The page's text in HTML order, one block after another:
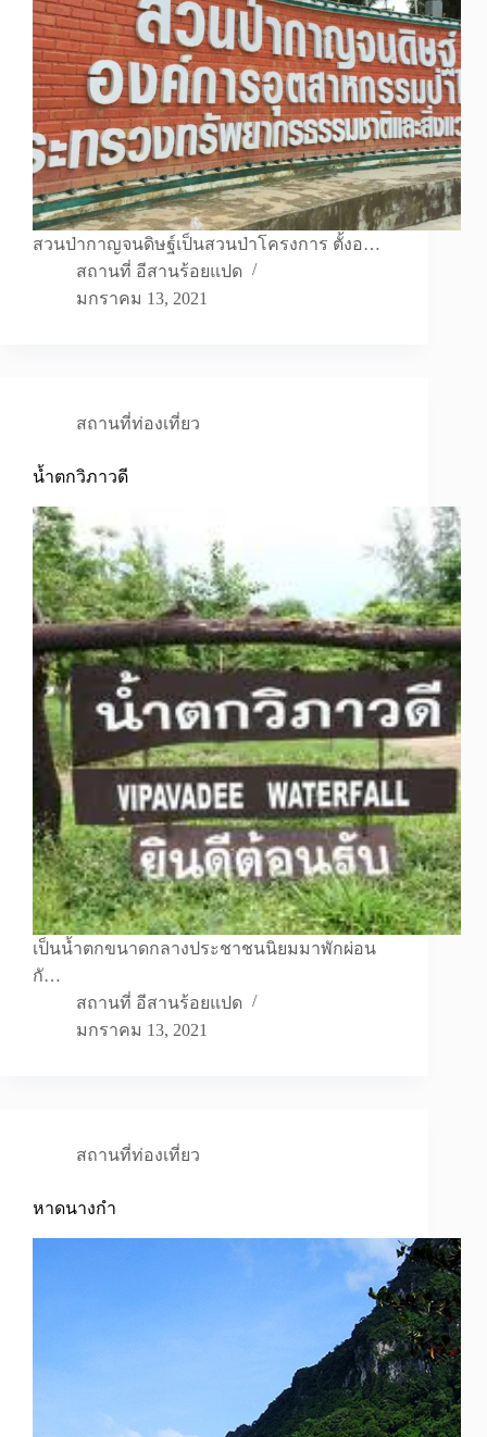
สวนป่ากาญจนดิษฐ์เป็นสวนป่าโครงการ ตั้งอ…
สถานที่ อีสานร้อยแปด
มกราคม 13, 2021
สถานที่ท่องเที่ยว
น้ำตกวิภาวดี
เป็นน้ำตกขนาดกลางประชาชนนิยมมาพักผ่อน
กั…
สถานที่ อีสานร้อยแปด
มกราคม 13, 2021
สถานที่ท่องเที่ยว
หาดนางกำ